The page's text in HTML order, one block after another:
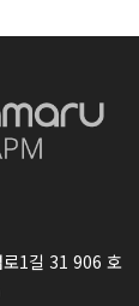
1길 31 906 호